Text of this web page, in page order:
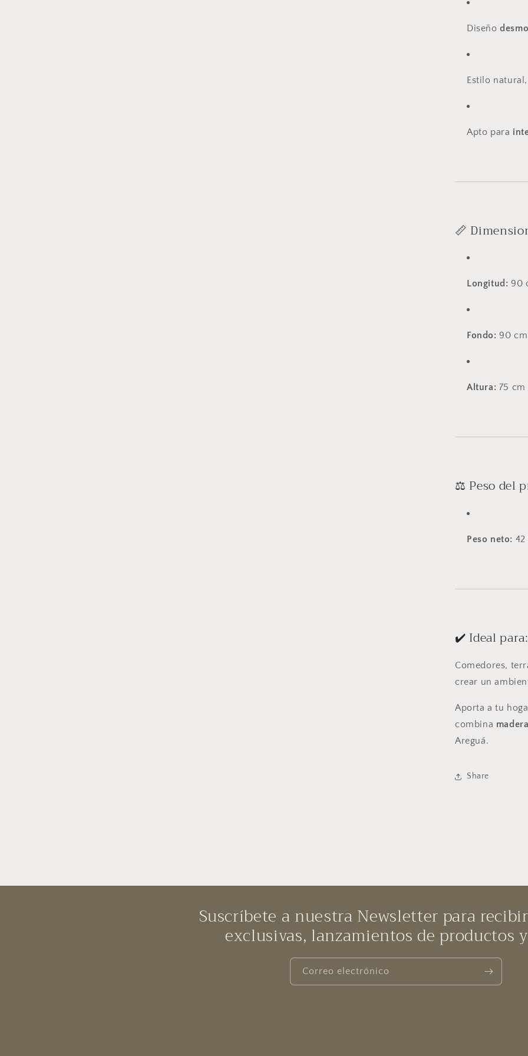
Diseño
Estilo
Apto para
📏
Longitud: 90
Fondo: 90 cm
Altura: 75 cm
⚖️ Peso del
Peso neto: 42
✔️ Ideal para:
Comedores,
crear un
Aporta a tu
combina
Areguá.
Share
Suscríbete a nuestra Newsletter para
exclusivas, lanzamientos de productos
Correo electrónico